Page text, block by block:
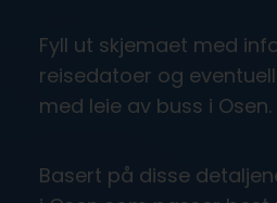
Fyll ut skjemaet med
reisedatoer og
med leie av buss i Osen.
Basert på disse